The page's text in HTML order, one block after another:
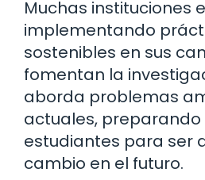
Muchas instituciones
implementando
sostenibles en sus
fomentan la
aborda problemas
actuales, preparando
estudiantes para ser
cambio en el futuro.